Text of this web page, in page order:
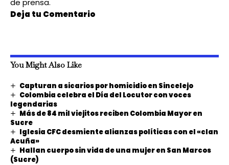
de prensa.
Deja tu Comentario
You Might Also Like
Capturan a sicarios por homicidio en Sincelejo
Colombia celebra el Día del Locutor con voces
legendarias
Más de 84 mil viejitos reciben Colombia Mayor en
Sucre
Iglesia CFC desmiente alianzas políticas con el «clan
Acuña»
Hallan cuerpo sin vida de una mujer en San Marcos
(Sucre)